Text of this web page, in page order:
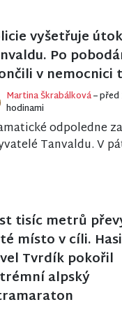
vyšetřuje
Po
v nemocnici
Martina Škrabálková– před
hodinami
odpoledne
Tanvaldu. V
tisíc metrů
místo v cíli.
Tvrdík pokořil
alpský